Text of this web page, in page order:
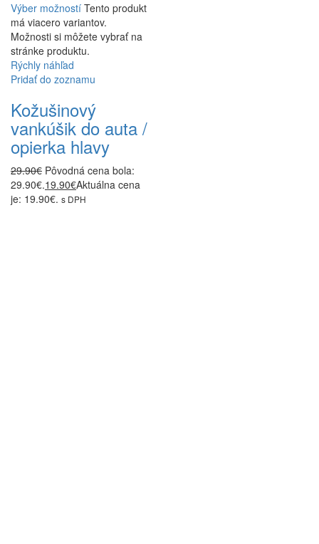
Výber možností Tento produkt
má viacero variantov.
Možnosti si môžete vybrať na
stránke produktu.
Rýchly náhľad
Pridať do zoznamu
Kožušinový
vankúšik do auta /
opierka hlavy
29.90€ Pôvodná cena bola:
29.90€.19.90€Aktuálna cena
je: 19.90€. s DPH